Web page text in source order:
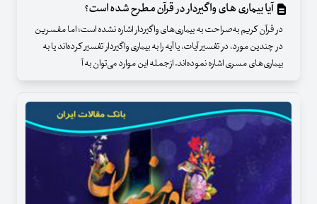
آیا بیماری های واگیردار در قرآن مطرح شده است؟
در قرآن کریم به‌صراحت به بیماری‌های واگیردار اشاره نشده است؛ اما مفسرین
در چندین مورد، در تفسیر آیات، یا آیه را به بیماری واگیردار تفسیر کرده‌اند یا به
بیماری‌های مسری اشاره‌ نموده‌اند. ازجمله این موارد می‌توان به آ